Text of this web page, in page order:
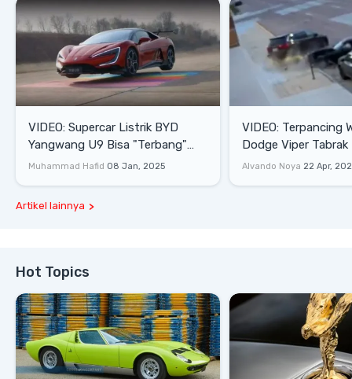
VIDEO: Supercar Listrik BYD
Yangwang U9 Bisa "Terbang"
Lewati Rintangan
Muhammad Hafid 08 Jan, 2025
VIDEO: Terpancing
Dodge Viper Tabrak
Saat Burnout
Alvando Noya 22 Apr,
Artikel lainnya
Hot Topics